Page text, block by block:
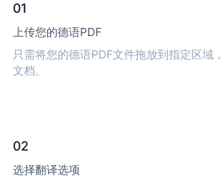
01
上传您的德语PDF
只需将您的德语PDF文件拖放到指定区域
文档。
02
选择翻译选项